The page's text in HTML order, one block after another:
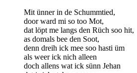
Mit ünner in de Schummtied,
door ward mi so too Mot,
dat löpt me langs den Rüch soo hit,
as domals bee den Soot,
denn dreih ick mee soo hasti üm
als weer ick nich alleen
doch allens wat ick sünn Jehan